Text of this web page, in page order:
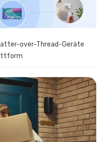
over-Thread-Geräte